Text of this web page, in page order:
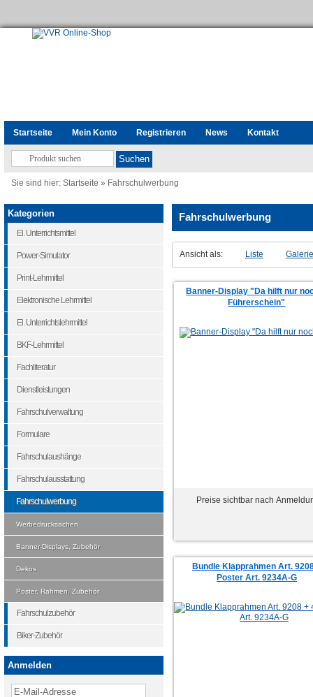
Startseite Mein Konto Registrieren News Kontakt
Sie sind hier: Startseite » Fahrschulwerbung
Fahrschulwerbung
Ansicht als: Liste Galerie
Banner-Display "Da hilft nur
Führerschein"
Preise sichtbar nach
Bundle Klapprahmen Art.
Poster Art. 9234A-G
Kategorien
El. Unterrichtsmittel
Power-Simulator
Print-Lehrmittel
Elektronische Lehrmittel
El. Unterrichtslehrmittel
BKF-Lehrmittel
Fachliteratur
Dienstleistungen
Fahrschulverwaltung
Formulare
Fahrschulaushänge
Fahrschulausstattung
Fahrschulwerbung
Werbedrucksachen
Banner-Displays, Zubehör
Dekos
Poster, Rahmen, Zubehör
Fahrschulzubehör
Biker-Zubehör
Anmelden